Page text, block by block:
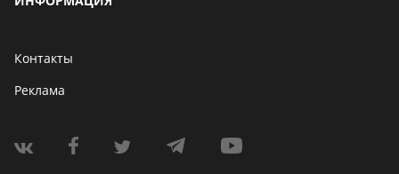
Контакты
Реклама